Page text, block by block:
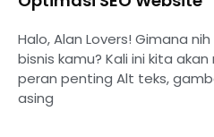
Halo, Alan Lovers! Gimana
bisnis kamu? Kali ini kita
peran penting Alt teks,
asing